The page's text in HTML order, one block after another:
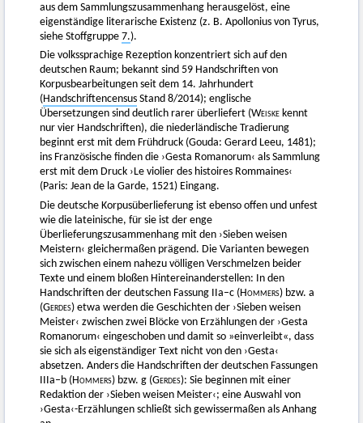
aus dem Sammlungszusammenhang herausgelöst, eine
eigenständige literarische Existenz (z. B. Apollonius von Tyrus,
siehe Stoffgruppe7.).
Die volkssprachige Rezeption konzentriert sich auf den
deutschen Raum; bekannt sind 59 Handschriften von
Korpusbearbeitungen seit dem 14. Jahrhundert
(Handschriftencensus Stand 8/2014); englische
Übersetzungen sind deutlich rarer überliefert (Weiske kennt
nur vier Handschriften), die niederländische Tradierung
beginnt erst mit dem Frühdruck (Gouda: Gerard Leeu, 1481);
ins Französische finden die ›Gesta Romanorum‹ als Sammlung
erst mit dem Druck ›Le violier des histoires Rommaines‹
(Paris: Jean de la Garde, 1521) Eingang.
Die deutsche Korpusüberlieferung ist ebenso offen und unfest
wie die lateinische, für sie ist der enge
Überlieferungszusammenhang mit den ›Sieben weisen
Meistern‹ gleichermaßen prägend. Die Varianten bewegen
sich zwischen einem nahezu völligen Verschmelzen beider
Texte und einem bloßen Hintereinanderstellen: In den
Handschriften der deutschen Fassung IIa–c ( Hommers) bzw. a
(Gerdes) etwa werden die Geschichten der ›Sieben weisen
Meister‹ zwischen zwei Blöcke von Erzählungen der ›Gesta
Romanorum‹ eingeschoben und damit so »einverleibt«, dass
sie sich als eigenständiger Text nicht von den ›Gesta‹
absetzen. Anders die Handschriften der deutschen Fassungen
IIIa–b ( Hommers) bzw. g (Gerdes): Sie beginnen mit einer
Redaktion der ›Sieben weisen Meister‹; eine Auswahl von
›Gesta‹-Erzählungen schließt sich gewissermaßen als Anhang